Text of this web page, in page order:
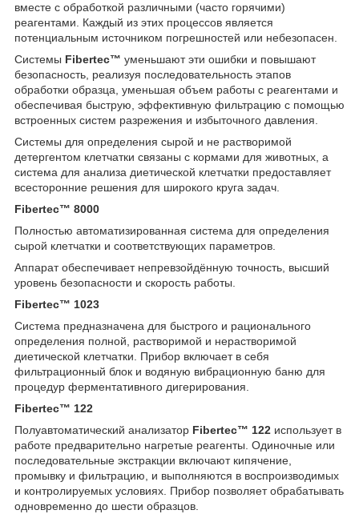
вместе с обработкой различными (часто горячими)
реагентами. Каждый из этих процессов является
потенциальным источником погрешностей или небезопасен.
Системы Fibertec™ уменьшают эти ошибки и повышают
безопасность, реализуя последовательность этапов
обработки образца, уменьшая объем работы с реагентами и
обеспечивая быструю, эффективную фильтрацию с помощью
встроенных систем разрежения и избыточного давления.
Системы для определения сырой и не растворимой
детергентом клетчатки связаны с кормами для животных, а
система для анализа диетической клетчатки предоставляет
всесторонние решения для широкого круга задач.
Fibertec™ 8000
Полностью автоматизированная система для определения
сырой клетчатки и соответствующих параметров.
Аппарат обеспечивает непревзойдённую точность, высший
уровень безопасности и скорость работы.
Fibertec™ 1023
Система предназначена для быстрого и рационального
определения полной, растворимой и нерастворимой
диетической клетчатки. Прибор включает в себя
фильтрационный блок и водяную вибрационную баню для
процедур ферментативного дигерирования.
Fibertec™ 122
Полуавтоматический анализатор Fibertec™ 122 использует в
работе предварительно нагретые реагенты. Одиночные или
последовательные экстракции включают кипячение,
промывку и фильтрацию, и выполняются в воспроизводимых
и контролируемых условиях. Прибор позволяет обрабатывать
одновременно до шести образцов.